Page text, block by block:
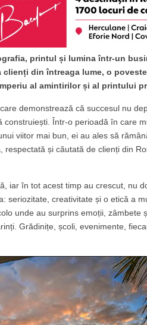
printul și lumina într-un
din întreaga lume, o
al amintirilor și al printului
demonstrează că succesul nu
Într-o perioadă în care
viitor mai bun, ei au ales să
și căutată de clienți din
iar în tot acest timp au crescut, nu
seriozitate, creativitate și o etică a
unde au surprins emoții, zâmbete
Grădinițe, școli, evenimente,